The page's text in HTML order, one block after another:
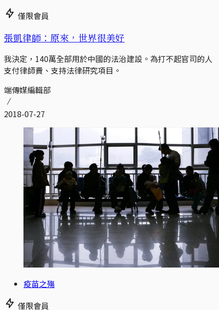
僅限會員
張凱律師：原來，世界很美好
我決定，140萬全部用於中國的法治建設。為打不起官司的人
支付律師費、支持法律研究項目。
端傳媒編輯部
2018-07-27
疫苗之殤
僅限會員